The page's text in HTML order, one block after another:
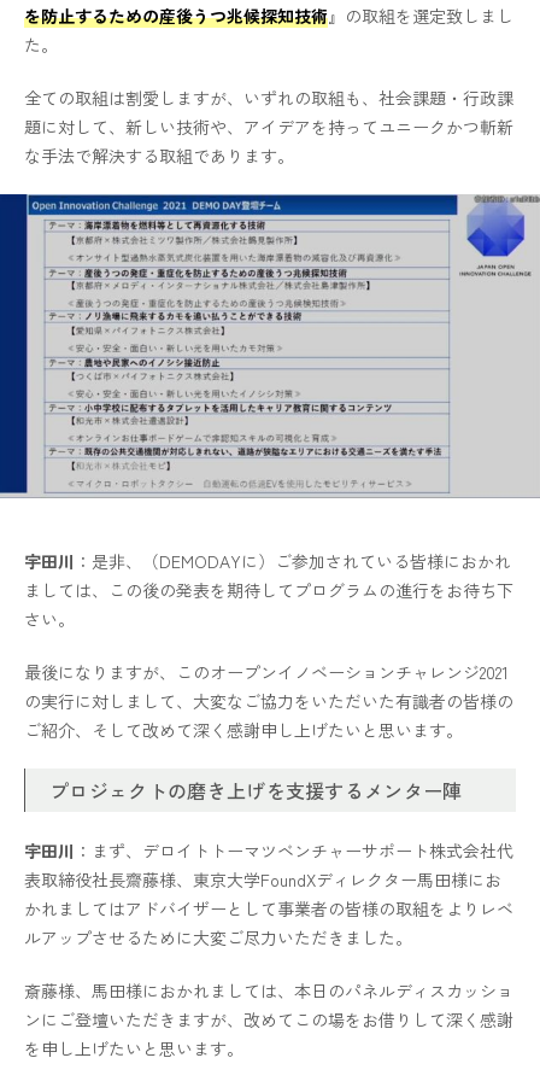
を防止するための産後うつ兆候探知技術』の取組を選定致しまし
た。
全ての取組は割愛しますが、いずれの取組も、社会課題・行政課
題に対して、新しい技術や、アイデアを持ってユニークかつ斬新
な手法で解決する取組であります。
宇田川 ：是非、（DEMODAYに）ご参加されている皆様におかれ
ましては、この後の発表を期待してプログラムの進行をお待ち下
さい。
最後になりますが、このオープンイノベーションチャレンジ2021
の実行に対しまして、大変なご協力をいただいた有識者の皆様の
ご紹介、そして改めて深く感謝申し上げたいと思います。
プロジェクトの磨き上げを支援するメンター陣
宇田川 ：まず、デロイトトーマツベンチャーサポート株式会社代
表取締役社長齋藤様、東京大学FoundXディレクター馬田様にお
かれましてはアドバイザーとして事業者の皆様の取組をよりレベ
ルアップさせるために大変ご尽力いただきました。
斎藤様、馬田様におかれましては、本日のパネルディスカッショ
ンにご登壇いただきますが、改めてこの場をお借りして深く感謝
を申し上げたいと思います。